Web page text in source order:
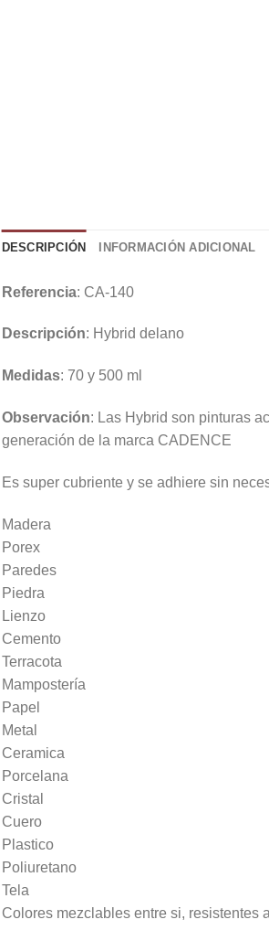
DESCRIPCIÓN INFORMACIÓN ADICIONAL
Referencia: CA-140
Descripción: Hybrid delano
Medidas: 70 y 500 ml
Observación: Las Hybrid son pinturas
generación de la marca CADENCE
Es super cubriente y se adhiere sin
Madera
Porex
Paredes
Piedra
Lienzo
Cemento
Terracota
Mampostería
Papel
Metal
Ceramica
Porcelana
Cristal
Cuero
Plastico
Poliuretano
Tela
Colores mezclables entre si, resistentes